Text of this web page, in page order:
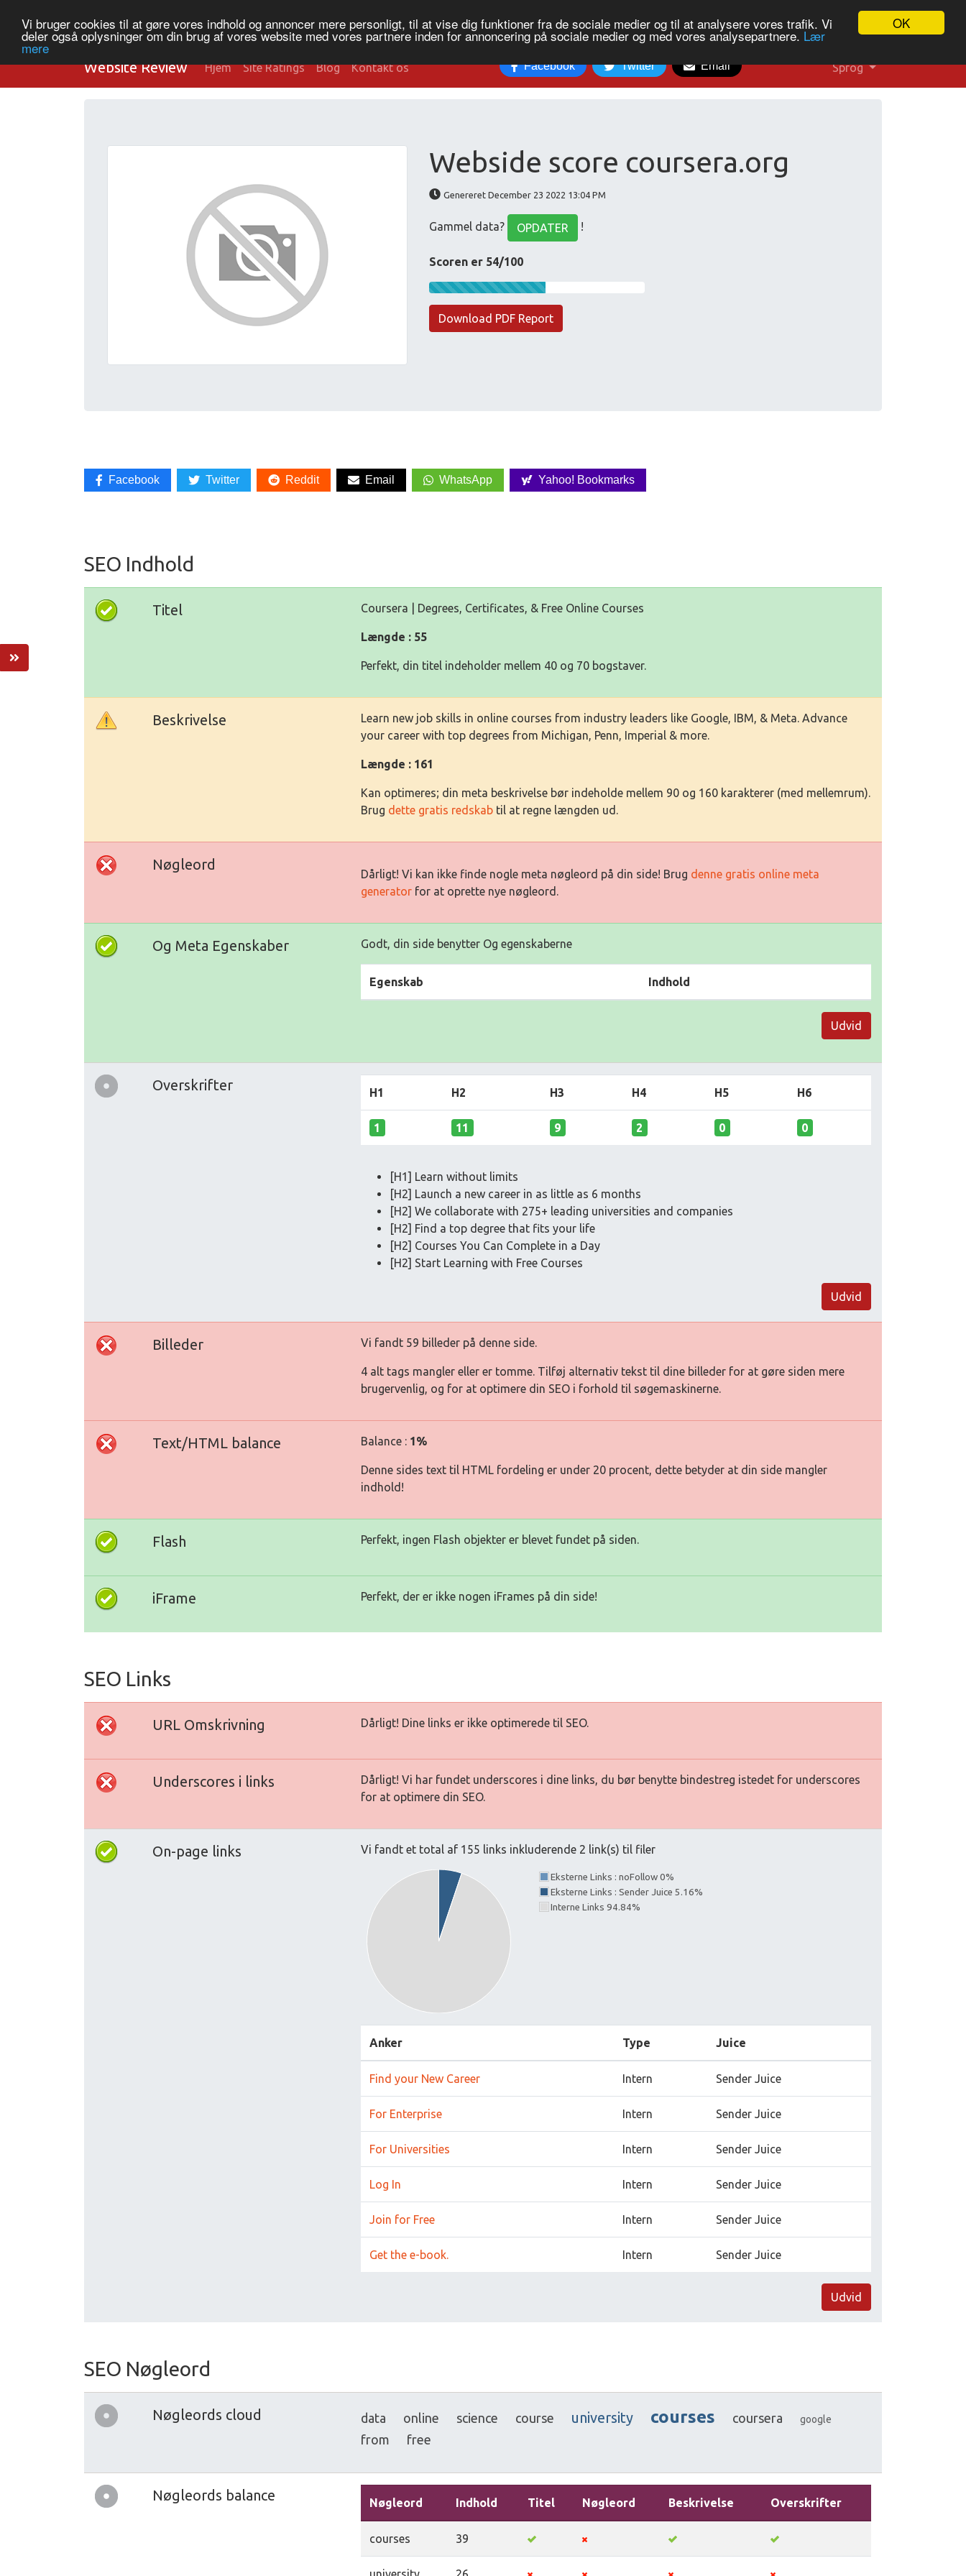
OK
Vi bruger cookies til at gøre vores indhold og annoncer mere personligt, til at vise dig funktioner fra de sociale medier og til at analysere vores trafik. Vi
deler også oplysninger om din brug af vores website med vores partnere inden for annoncering på sociale medier og med vores analysepartnere. Lær
mere
Website Review Hjem Site Ratings Blog Kontakt os Facebook Twitter Email Sprog
Webside score coursera.org
Genereret December 23 2022 13:04 PM
Gammel data? OPDATER !
Scoren er 54/100
Download PDF Report
Facebook Twitter Reddit Email WhatsApp Yahoo! Bookmarks
SEO Indhold
Titel Coursera | Degrees, Certificates, & Free Online Courses
Længde : 55
Perfekt, din titel indeholder mellem 40 og 70 bogstaver.
Beskrivelse
Learn new job skills in online courses from industry leaders like Google, IBM, & Meta. Advance
your career with top degrees from Michigan, Penn, Imperial & more.
Længde : 161
Kan optimeres; din meta beskrivelse bør indeholde mellem 90 og 160 karakterer (med mellemrum).
Brug dette gratis redskab til at regne længden ud.
Nøgleord
Dårligt! Vi kan ikke finde nogle meta nøgleord på din side! Brug denne gratis online meta
generator for at oprette nye nøgleord.
Og Meta Egenskaber Godt, din side benytter Og egenskaberne
Egenskab Indhold
Udvid
Overskrifter H1 H2 H3 H4 H5 H6
1 11 9 2 0 0
[H1] Learn without limits
[H2] Launch a new career in as little as 6 months
[H2] We collaborate with 275+ leading universities and companies
[H2] Find a top degree that fits your life
[H2] Courses You Can Complete in a Day
[H2] Start Learning with Free Courses
Udvid
Billeder Vi fandt 59 billeder på denne side.
4 alt tags mangler eller er tomme. Tilføj alternativ tekst til dine billeder for at gøre siden mere
brugervenlig, og for at optimere din SEO i forhold til søgemaskinerne.
Text/HTML balance Balance : 1%
Denne sides text til HTML fordeling er under 20 procent, dette betyder at din side mangler
indhold!
Flash Perfekt, ingen Flash objekter er blevet fundet på siden.
iFrame Perfekt, der er ikke nogen iFrames på din side!
SEO Links
URL Omskrivning Dårligt! Dine links er ikke optimerede til SEO.
Underscores i links
Dårligt! Vi har fundet underscores i dine links, du bør benytte bindestreg istedet for underscores
for at optimere din SEO.
On-page links Vi fandt et total af 155 links inkluderende 2 link(s) til filer
Eksterne Links : noFollow 0%
Eksterne Links : Sender Juice 5.16%
Interne Links 94.84%
Anker Type Juice
Find your New Career Intern Sender Juice
For Enterprise Intern Sender Juice
For Universities Intern Sender Juice
Log In Intern Sender Juice
Join for Free Intern Sender Juice
Get the e-book. Intern Sender Juice
Udvid
SEO Nøgleord
Nøgleords cloud data online science course university courses coursera google
from free
Nøgleords balance Nøgleord Indhold Titel Nøgleord Beskrivelse Overskrifter
courses 39